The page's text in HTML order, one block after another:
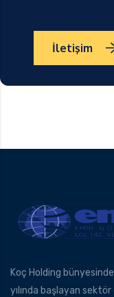
İletişim
Koç Holding
yılında başlayan